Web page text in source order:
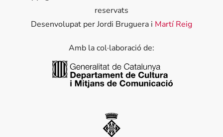
reservats
Desenvolupat per Jordi Bruguera i Martí Reig
Amb la col·laboració de:
Generalitat de Catalunya
Diputació de Girona